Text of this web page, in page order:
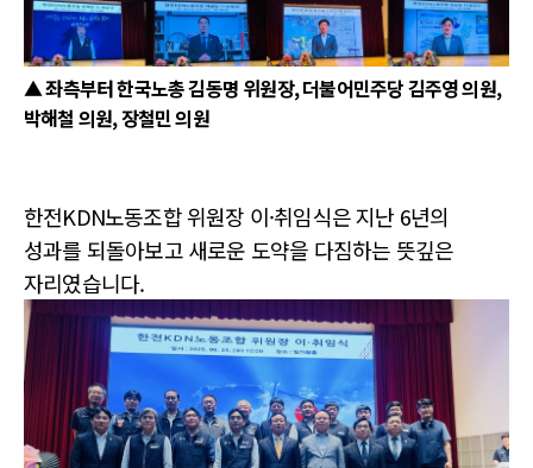
▲ 좌측부터 한국노총 김동명 위원장, 더불어민주당 김주영 의원,
박해철 의원, 장철민 의원
한전KDN노동조합 위원장 이·취임식은 지난 6년의
성과를 되돌아보고 새로운 도약을 다짐하는 뜻깊은
자리였습니다.